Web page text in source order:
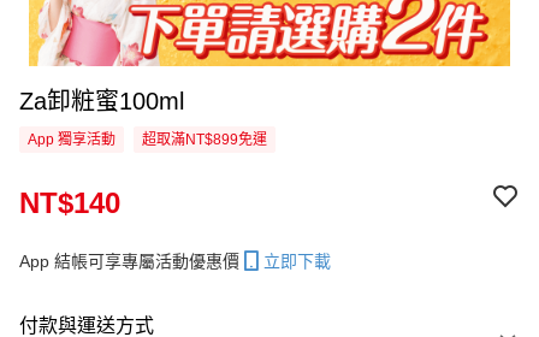
Za卸粧蜜100ml
App 獨享活動 超取滿NT$899免運
NT$140
App 結帳可享專屬活動優惠價 立即下載
付款與運送方式